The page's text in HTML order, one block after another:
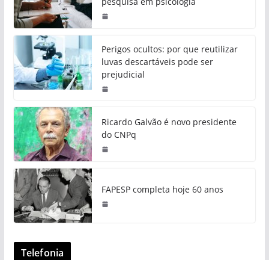
Perigos ocultos: por que reutilizar
luvas descartáveis pode ser
prejudicial
Ricardo Galvão é novo presidente
do CNPq
FAPESP completa hoje 60 anos
Telefonia